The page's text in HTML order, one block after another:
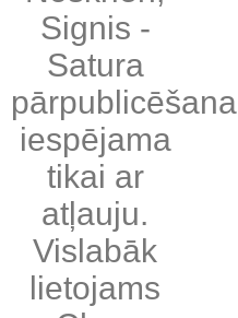
Signis -
Satura
pārpublicēšana
iespējama
tikai ar
atļauju.
Vislabāk
lietojams